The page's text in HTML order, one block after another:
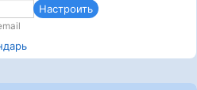
Настроить